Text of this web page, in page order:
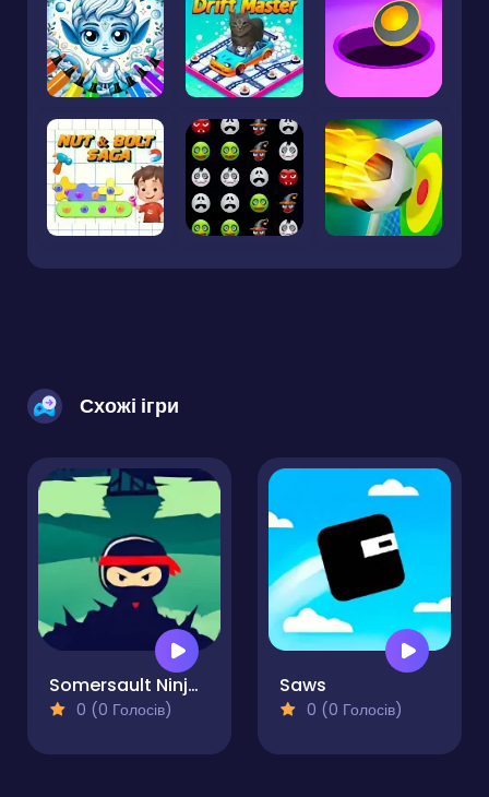
Схожі ігри
Somersault Ninja-Samurai Ninja Jump
0 (0 Голосів)
Saws
0 (0 Голосів)